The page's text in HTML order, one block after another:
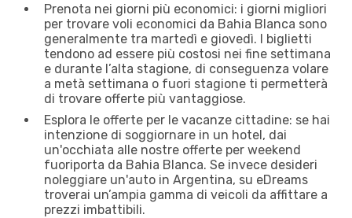
Prenota nei giorni più economici: i giorni migliori
per trovare voli economici da Bahia Blanca sono
generalmente tra martedì e giovedì. I biglietti
tendono ad essere più costosi nei fine settimana
e durante l’alta stagione, di conseguenza volare
a metà settimana o fuori stagione ti permetterà
di trovare offerte più vantaggiose.
Esplora le offerte per le vacanze cittadine: se hai
intenzione di soggiornare in un hotel, dai
un'occhiata alle nostre offerte per weekend
fuoriporta da Bahia Blanca. Se invece desideri
noleggiare un'auto in Argentina, su eDreams
troverai un’ampia gamma di veicoli da affittare a
prezzi imbattibili.